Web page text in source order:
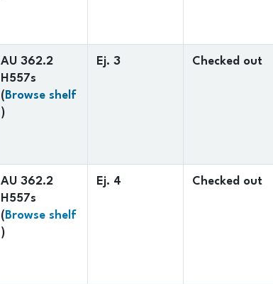
AU 362.2
H557s
( Browse shelf
(Opens below)
)
Ej. 3 Checked out
AU 362.2
H557s
( Browse shelf
(Opens below)
)
Ej. 4 Checked out